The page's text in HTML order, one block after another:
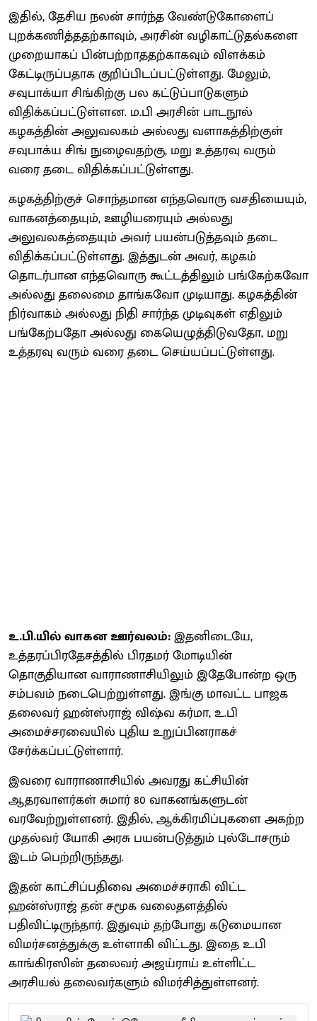
இதில், தேசிய நலன் சார்ந்த வேண்டுகோளைப்
புறக்கணித்ததற்காவும், அரசின் வழிகாட்டுதல்களை
முறையாகப் பின்பற்றாததற்காகவும் விளக்கம்
கேட்டிருப்பதாக குறிப்பிடப்பட்டுள்ளது. மேலும்,
சவுபாக்யா சிங்கிற்கு பல கட்டுப்பாடுகளும்
விதிக்கப்பட்டுள்ளன. ம.பி அரசின் பாடநூல்
கழகத்தின் அலுவலகம் அல்லது வளாகத்திற்குள்
சவுபாக்ய சிங் நுழைவதற்கு, மறு உத்தரவு வரும்
வரை தடை விதிக்கப்பட்டுள்ளது.
கழகத்திற்குச் சொந்தமான எந்தவொரு வசதியையும்,
வாகனத்தையும், ஊழியரையும் அல்லது
அலுவலகத்தையும் அவர் பயன்படுத்தவும் தடை
விதிக்கப்பட்டுள்ளது. இத்துடன் அவர், கழகம்
தொடர்பான எந்தவொரு கூட்டத்திலும் பங்கேற்கவோ
அல்லது தலைமை தாங்கவோ முடியாது. கழகத்தின்
நிர்வாகம் அல்லது நிதி சார்ந்த முடிவுகள் எதிலும்
பங்கேற்பதோ அல்லது கையெழுத்திடுவதோ, மறு
உத்தரவு வரும் வரை தடை செய்யப்பட்டுள்ளது.
உ.பி.யில் வாகன ஊர்வலம்:இதனிடையே,
உத்தரப்பிரதேசத்தில் பிரதமர் மோடியின்
தொகுதியான வாராணாசியிலும் இதேபோன்ற ஒரு
சம்பவம் நடைபெற்றுள்ளது. இங்கு மாவட்ட பாஜக
தலைவர் ஹன்ஸ்ராஜ் விஷ்வ கர்மா, உ.பி
அமைச்சரவையில் புதிய உறுப்பினராகச்
சேர்க்கப்பட்டுள்ளார்.
இவரை வாராணாசியில் அவரது கட்சியின்
ஆதரவாளர்கள் சுமார் 80 வாகனங்களுடன்
வரவேற்றுள்ளனர். இதில், ஆக்கிரமிப்புகளை அகற்ற
முதல்வர் யோகி அரசு பயன்படுத்தும் புல்டோசரும்
இடம் பெற்றிருந்தது.
இதன் காட்சிப்பதிவை அமைச்சராகி விட்ட
ஹன்ஸ்ராஜ் தன் சமூக வலைதளத்தில்
பதிவிட்டிருந்தார். இதுவும் தற்போது கடுமையான
விமர்சனத்துக்கு உள்ளாகி விட்டது. இதை உ.பி
காங்கிரஸின் தலைவர் அஜய்ராய் உள்ளிட்ட
அரசியல் தலைவர்களும் விமர்சித்துள்ளனர்.